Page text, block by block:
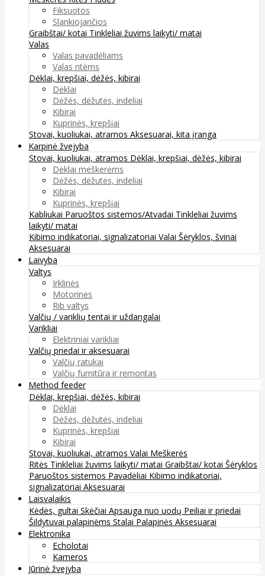
Fiksuotos
Slankiojančios
Graibštai/ kotai Tinkleliai žuvims laikyti/ matai
Valas
Valas pavadėliams
Valas ritėms
Dėklai, krepšiai, dėžės, kibirai
Dėklai
Dėžės, dėžutės, indeliai
Kibirai
Kuprinės, krepšiai
Stovai, kuoliukai, atramos Aksesuarai, kita įranga
Karpinė žvejyba
Stovai, kuoliukai, atramos Dėklai, krepšiai, dėžės, kibirai
Dėklai meškerėms
Dėžės, dėžutės, indeliai
Kibirai
Kuprinės, krepšiai
Kabliukai Paruoštos sistemos/Atvadai Tinkleliai žuvims
laikyti/ matai
Kibimo indikatoriai, signalizatoriai Valai Šėryklos, švinai
Aksesuarai
Laivyba
Valtys
Irklinės
Motorinės
Rib valtys
Valčių / variklių tentai ir uždangalai
Varikliai
Elektriniai varikliai
Valčių priedai ir aksesuarai
Valčių ratukai
Valčių furnitūra ir remontas
Method feeder
Dėklai, krepšiai, dėžės, kibirai
Dėklai
Dėžės, dėžutės, indeliai
Kuprinės, krepšiai
Kibirai
Stovai, kuoliukai, atramos Valai Meškerės
Ritės Tinkleliai žuvims laikyti/ matai Graibštai/ kotai Šėryklos
Paruoštos sistemos Pavadėliai Kibimo indikatoriai,
signalizatoriai Aksesuarai
Laisvalaikis
Kėdės, gultai Skėčiai Apsauga nuo uodų Peiliai ir priedai
Šildytuvai palapinėms Stalai Palapinės Aksesuarai
Elektronika
Echolotai
Kameros
Jūrinė žvejyba